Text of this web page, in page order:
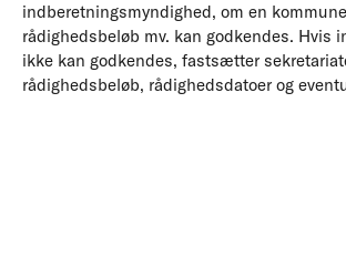
indberetningsmyndighed, om en
rådighedsbeløb mv. kan godkendes. Hvis
ikke kan godkendes, fastsætter
rådighedsbeløb, rådighedsdatoer og